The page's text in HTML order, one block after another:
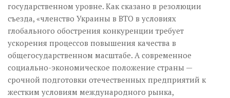
государственном уровне. Как сказано в резолюции
съезда, «членство Украины в ВТО в условиях
глобального обострения конкуренции требует
ускорения процессов повышения качества в
общегосударственном масштабе. А современное
социально-экономическое положение страны —
срочной подготовки отечественных предприятий к
жестким условиям международного рынка,